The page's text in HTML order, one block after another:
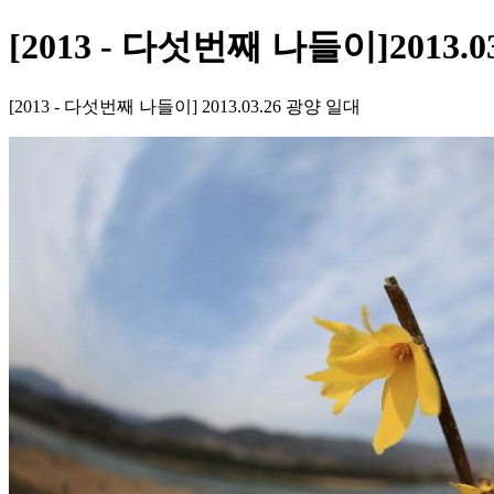
[2013 - 다섯번째 나들이
[2013 - 다섯번째 나들이] 2013.03.26 광양 일대